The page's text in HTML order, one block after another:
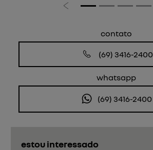
estou interessado
Anterior
contato
(69) 3416-2400
whatsapp
(69) 3416-2400